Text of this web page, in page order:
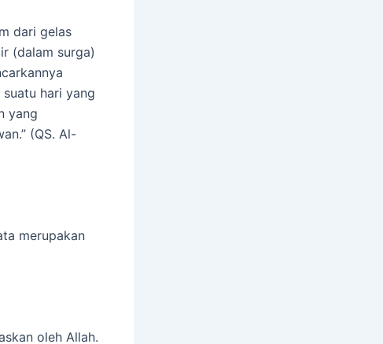
dari gelas
(dalam surga)
hari yang
yang
(QS. Al-
merupakan
oleh Allah.